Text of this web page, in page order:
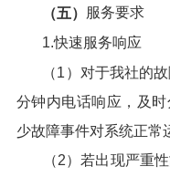
（五）
服务要求
1.快速服务响应
（1）对于我社的
分钟内电话响应，及
少故障事件对系统正常
（2）若出现严重